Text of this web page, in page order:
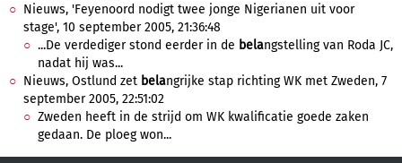
Nieuws, 'Feyenoord nodigt twee jonge Nigerianen uit voor
stage', 10 september 2005, 21:36:48
...De verdediger stond eerder in de belangstelling van Roda JC,
nadat hij was...
Nieuws, Ostlund zet belangrijke stap richting WK met Zweden, 7
september 2005, 22:51:02
Zweden heeft in de strijd om WK kwalificatie goede zaken
gedaan. De ploeg won...